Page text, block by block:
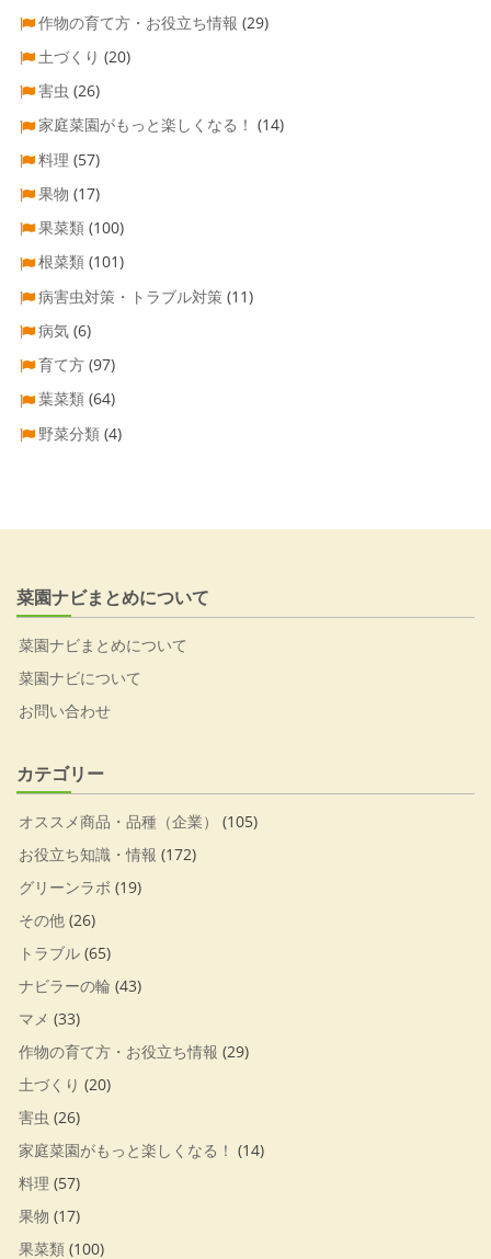
作物の育て方・お役立ち情報 (29)
土づくり (20)
害虫 (26)
家庭菜園がもっと楽しくなる！ (14)
料理 (57)
果物 (17)
果菜類 (100)
根菜類 (101)
病害虫対策・トラブル対策 (11)
病気 (6)
育て方 (97)
葉菜類 (64)
野菜分類 (4)
菜園ナビまとめについて
菜園ナビまとめについて
菜園ナビについて
お問い合わせ
カテゴリー
オススメ商品・品種（企業）
(105)
お役立ち知識・情報 (172)
グリーンラボ (19)
その他 (26)
トラブル (65)
ナビラーの輪 (43)
マメ (33)
作物の育て方・お役立ち情報 (29)
土づくり (20)
害虫 (26)
家庭菜園がもっと楽しくなる！ (14)
料理 (57)
果物 (17)
果菜類 (100)